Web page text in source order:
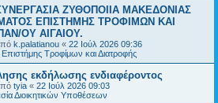
ΖΥΘΟΠΟΙΙΑ ΜΑΚΕΔΟΝΙΑΣ
ΕΠΙΣΤΗΜΗΣ ΤΡΟΦΙΜΩΝ ΚΑΙ
ΟΥ ΑΙΓΑΙΟΥ.
k.palatianou « 22 Ιούλ 2026 09:36
Τροφίμων και Διατροφής
εκδήλωσης ενδιαφέροντος
tyia « 22 Ιούλ 2026 09:03
Διοικητικών Υποθέσεων